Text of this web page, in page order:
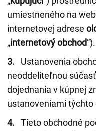
umiestneného na
internetovej adrese
„internetový obchod“).
3. Ustanovenia
neoddeliteľnou
dojednania v kúpnej
ustanoveniami týchto
4. Tieto obchodné